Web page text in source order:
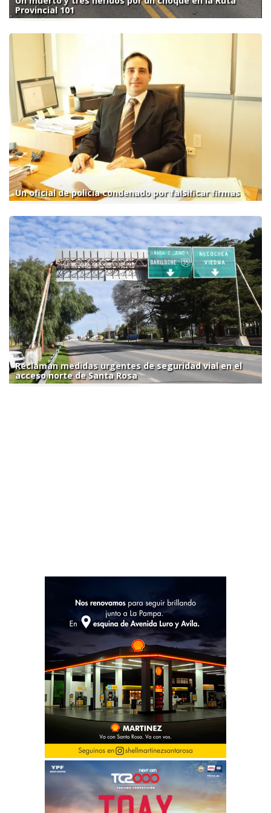
Provincial 101
Un oficial de policía condenado por falsificar firmas
Reclaman medidas urgentes de seguridad vial en el
acceso norte de Santa Rosa